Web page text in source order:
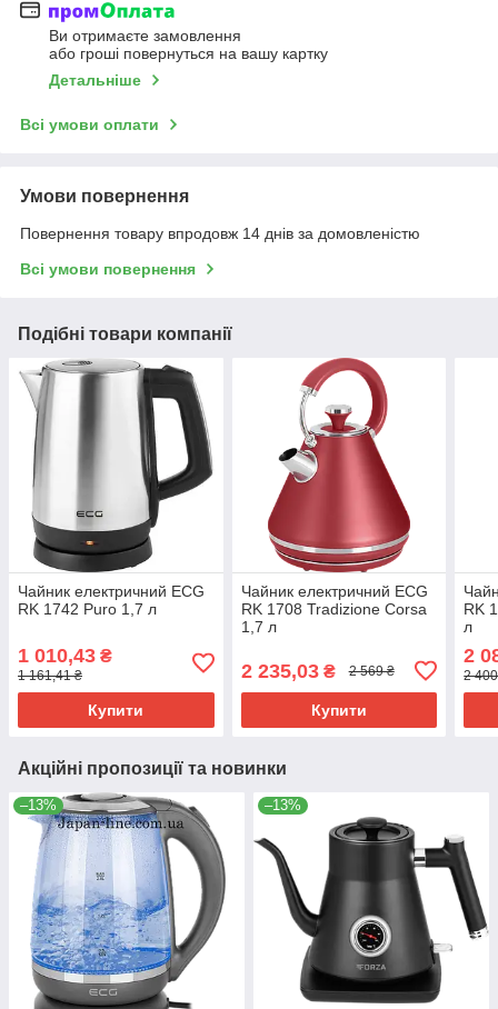
Ви отримаєте замовлення
або гроші повернуться на вашу картку
Детальніше
Всі умови оплати
Умови повернення
Повернення товару впродовж 14 днів за домовленістю
Всі умови повернення
Подібні товари компанії
Чайник електричний ECG
RK 1742 Puro 1,7 л
1 010,43 ₴
1 161,41 ₴
Купити
Чайник електричний ECG
RK 1708 Tradizione Corsa
1,7 л
2 235,03₴ 2 569 ₴
Купити
RK
л
2
2
Акційні пропозиції та новинки
–13% –13%